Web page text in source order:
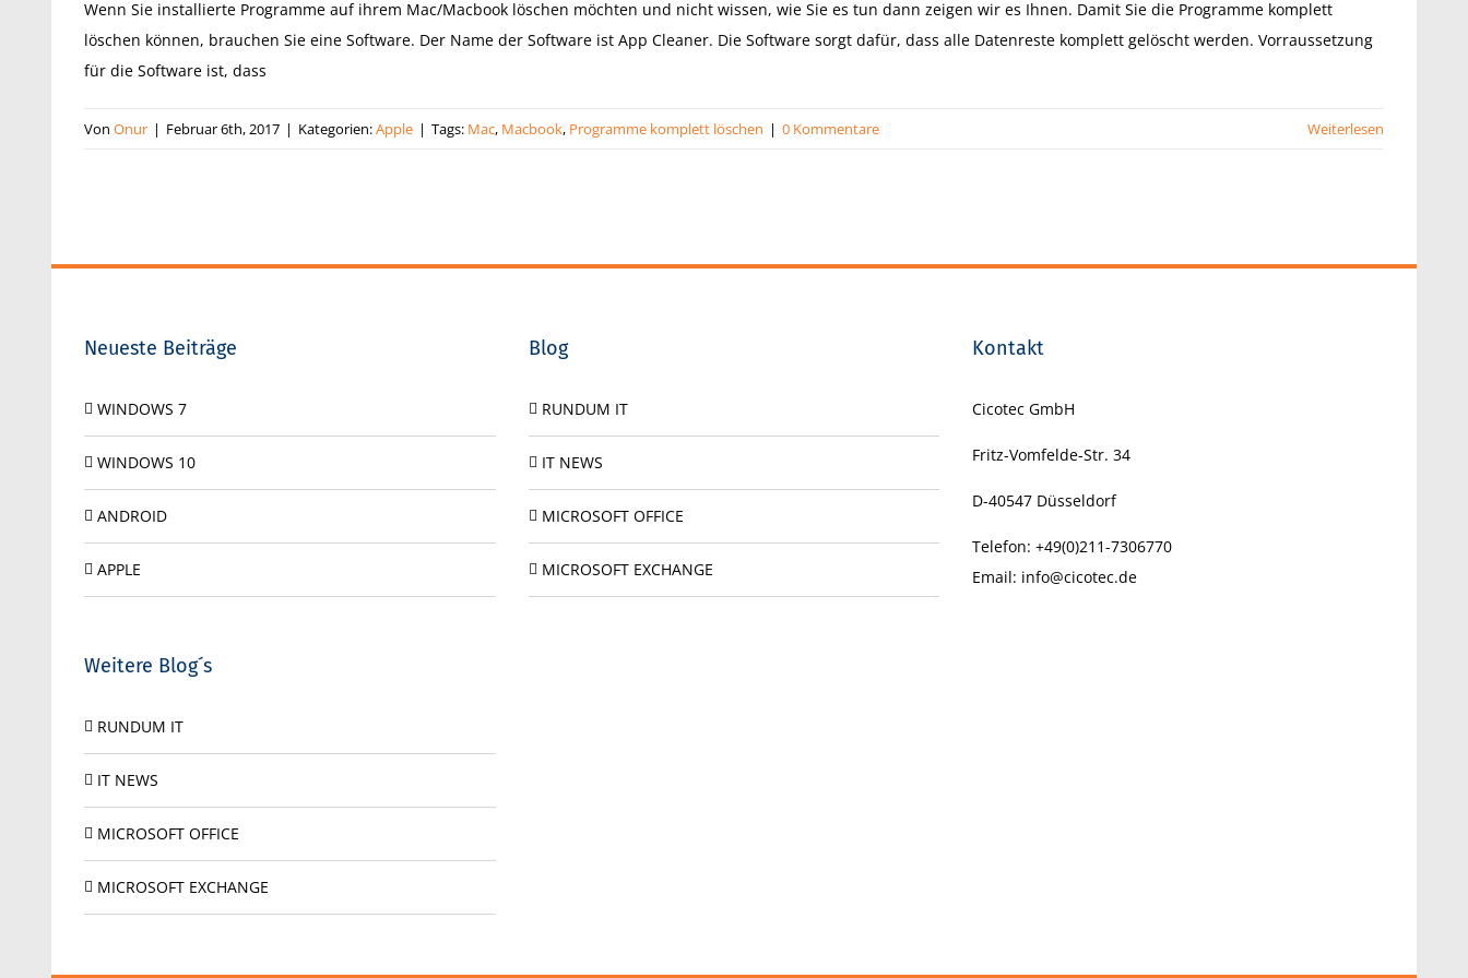
Wenn Sie installierte Programme auf ihrem Mac/Macbook löschen möchten und nicht wissen, wie Sie es tun dann zeigen wir es Ihnen. Damit Sie die Programme komplett
löschen können, brauchen Sie eine Software. Der Name der Software ist App Cleaner. Die Software sorgt dafür, dass alle Datenreste komplett gelöscht werden. Vorraussetzung
für die Software ist, dass
Von Onur | Februar 6th, 2017 | Kategorien:Apple | Tags: Mac, Macbook, Programme komplett löschen | 0 Kommentare Weiterlesen
Neueste Beiträge
WINDOWS 7
WINDOWS 10
ANDROID
APPLE
Weitere Blog´s
RUNDUM IT
IT NEWS
MICROSOFT OFFICE
MICROSOFT EXCHANGE
Blog
RUNDUM IT
IT NEWS
MICROSOFT OFFICE
MICROSOFT EXCHANGE
Kontakt
Cicotec GmbH
Fritz-Vomfelde-Str. 34
D-40547 Düsseldorf
Telefon:+49(0)211-7306770
Email: info@cicotec.de